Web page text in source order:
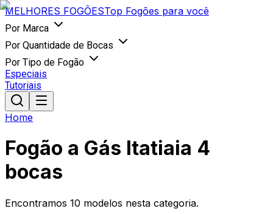
MELHORES FOGÕESTop Fogões para você
Por Marca
Por Quantidade de Bocas
Por Tipo de Fogão
Especiais
Tutoriais
Home
Fogão a Gás Itatiaia 4
bocas
Encontramos 10 modelos nesta categoria.